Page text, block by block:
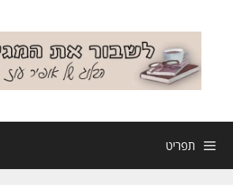
תפריט